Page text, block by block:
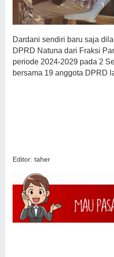
Dardani sendiri baru saja
DPRD Natuna dari Fraksi
periode 2024-2029 pada 2
bersama 19 anggota DPRD
Editor: taher